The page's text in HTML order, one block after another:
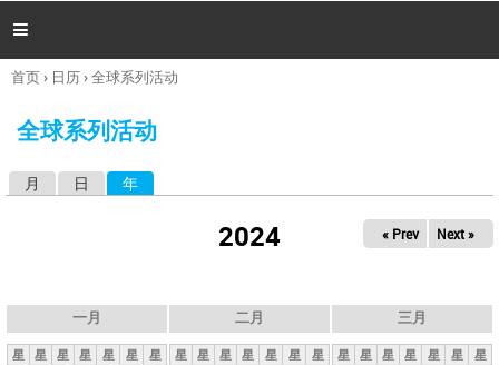

你
这
首页› 日历›全球系列活动
全球系列活动
月 日 年
2024 « Prev Next »
一月
星 星 星 星 星 星
星
二月
星 星 星 星 星 星 星
三月
星 星 星 星 星 星 星